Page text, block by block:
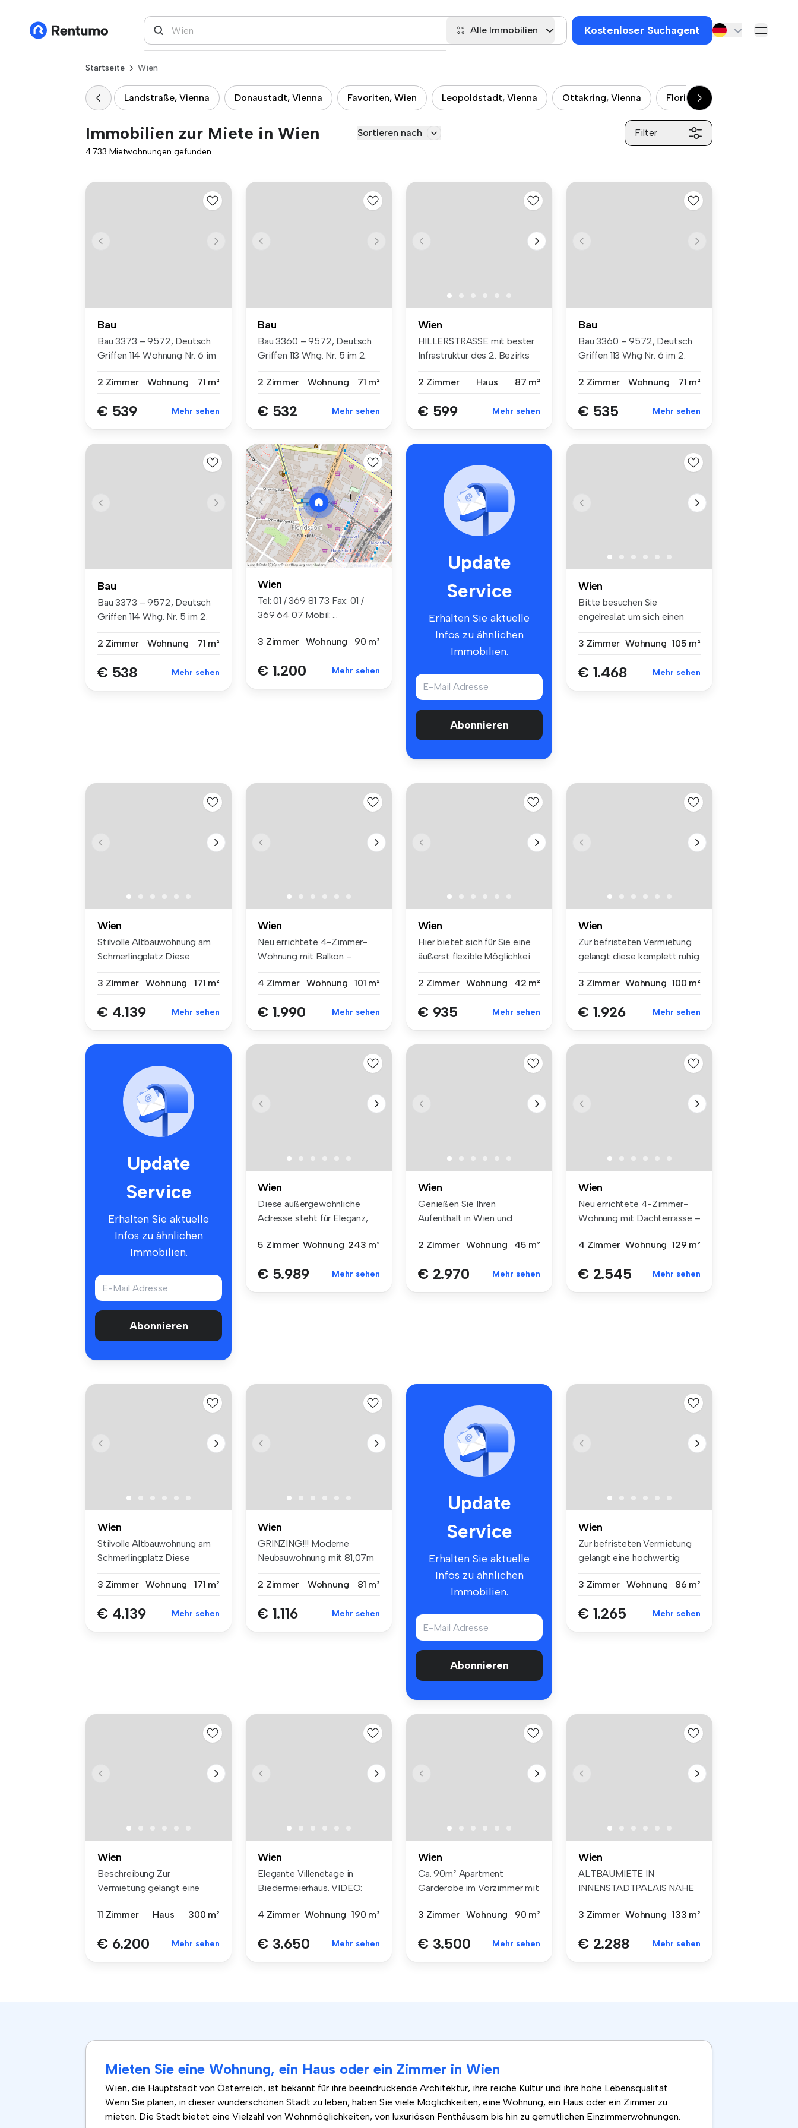
Alle Immobilien Kostenloser Suchagent
Startseite Wien
Landstraße, Vienna Donaustadt, Vienna Favoriten, Wien Leopoldstadt, Vienna Ottakring, Vienna Floridsdorf, Vienna
Immobilien zur Miete in Wien Sortieren nach Filter
4.733 Mietwohnungen gefunden
Bau
Bau 3373 – 9572, Deutsch
Griffen 114 Wohnung Nr. 6 im
2 Zimmer
Wohnung 71 m²
€ 539 Mehr sehen
Bau
Bau 3360 – 9572, Deutsch
Griffen 113 Whg. Nr. 5 im 2.
2 Zimmer
Wohnung 71 m²
€ 532 Mehr sehen
Wien
HILLERSTRASSE mit bester
Infrastruktur des 2. Bezirks
2 Zimmer
Haus 87 m²
€ 599 Mehr sehen
Bau
Bau 3360 – 9572, Deutsch
Griffen 113 Whg Nr. 6 im 2.
2 Zimmer
Wohnung 71 m²
€ 535 Mehr sehen
Bau
Bau 3373 – 9572, Deutsch
Griffen 114 Whg. Nr. 5 im 2.
2 Zimmer
Wohnung 71 m²
€ 538 Mehr sehen
Wien
Tel: 01 / 369 81 73 Fax: 01 /
369 64 07 Mobil: ...
3 Zimmer Wohnung 90 m²
€ 1.200 Mehr sehen
Update
Service
Erhalten Sie aktuelle
Infos zu ähnlichen
Immobilien.
Abonnieren
Wien
Bitte besuchen Sie
engelreal.at um sich einen
3 Zimmer Wohnung 105 m²
€ 1.468 Mehr sehen
Wien
Stilvolle Altbauwohnung am
Schmerlingplatz Diese
3 Zimmer
Wohnung 171 m²
€ 4.139 Mehr sehen
Wien
Neu errichtete 4-Zimmer-
Wohnung mit Balkon –
4 Zimmer Wohnung 101 m²
€ 1.990 Mehr sehen
Wien
Hier bietet sich für Sie eine
äußerst flexible Möglichkei...
2 Zimmer Wohnung 42 m²
€ 935 Mehr sehen
Wien
Zur befristeten Vermietung
gelangt diese komplett ruhig
3 Zimmer Wohnung 100 m²
€ 1.926 Mehr sehen
Update
Service
Erhalten Sie aktuelle
Infos zu ähnlichen
Immobilien.
Abonnieren
Wien
Diese außergewöhnliche
Adresse steht für Eleganz,
5 Zimmer Wohnung 243 m²
€ 5.989 Mehr sehen
Wien
Genießen Sie Ihren
Aufenthalt in Wien und
2 Zimmer Wohnung 45 m²
€ 2.970 Mehr sehen
Wien
Neu errichtete 4-Zimmer-
Wohnung mit Dachterrasse –
4 Zimmer Wohnung 129 m²
€ 2.545 Mehr sehen
Wien
Stilvolle Altbauwohnung am
Schmerlingplatz Diese
3 Zimmer
Wohnung 171 m²
€ 4.139 Mehr sehen
Wien
GRINZING!!! Moderne
Neubauwohnung mit 81,07m
2 Zimmer
Wohnung 81 m²
€ 1.116 Mehr sehen
Update
Service
Erhalten Sie aktuelle
Infos zu ähnlichen
Immobilien.
Abonnieren
Wien
Zur befristeten Vermietung
gelangt eine hochwertig
3 Zimmer
Wohnung 86 m²
€ 1.265 Mehr sehen
Wien
Beschreibung Zur
Vermietung gelangt eine
11 Zimmer
Haus 300 m²
€ 6.200 Mehr sehen
Wien
Elegante Villenetage in
Biedermeierhaus. VIDEO:
4 Zimmer Wohnung 190 m²
€ 3.650 Mehr sehen
Wien
Ca. 90m² Apartment
Garderobe im Vorzimmer mit
3 Zimmer
Wohnung 90 m²
€ 3.500 Mehr sehen
Wien
ALTBAUMIETE IN
INNENSTADTPALAIS NÄHE
3 Zimmer Wohnung 133 m²
€ 2.288 Mehr sehen
Mieten Sie eine Wohnung, ein Haus oder ein Zimmer in Wien
Wien, die Hauptstadt von Österreich, ist bekannt für ihre beeindruckende Architektur, ihre reiche Kultur und ihre hohe Lebensqualität.
Wenn Sie planen, in dieser wunderschönen Stadt zu leben, haben Sie viele Möglichkeiten, eine Wohnung, ein Haus oder ein Zimmer zu
mieten. Die Stadt bietet eine Vielzahl von Wohnmöglichkeiten, von luxuriösen Penthäusern bis hin zu gemütlichen Einzimmerwohnungen.